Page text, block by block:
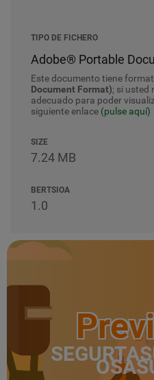
TIPO DE FICHERO
Adobe® Portable
Este documento tiene
Document Format); si usted
adecuado para poder
siguiente enlace (pulse aquí)
SIZE
7.24 MB
BERTSIOA
1.0